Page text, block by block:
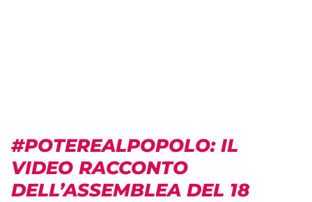
#POTEREALPOPOLO: IL
VIDEO RACCONTO
DELL’ASSEMBLEA DEL 18